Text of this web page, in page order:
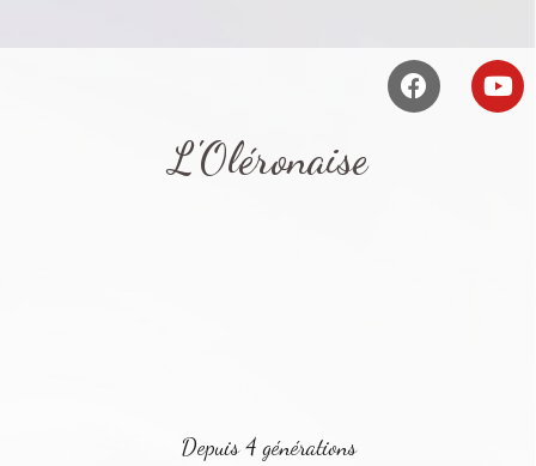
L'Oléronaise
Depuis 4 générations